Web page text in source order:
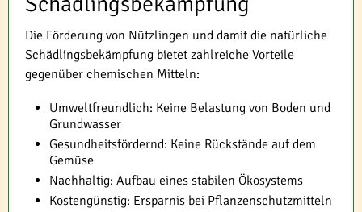
Die Förderung von Nützlingen und damit die natürliche
Schädlingsbekämpfung bietet zahlreiche Vorteile
gegenüber chemischen Mitteln:
Umweltfreundlich: Keine Belastung von Boden und
Grundwasser
Gesundheitsfördernd: Keine Rückstände auf dem
Gemüse
Nachhaltig: Aufbau eines stabilen Ökosystems
Kostengünstig: Ersparnis bei Pflanzenschutzmitteln